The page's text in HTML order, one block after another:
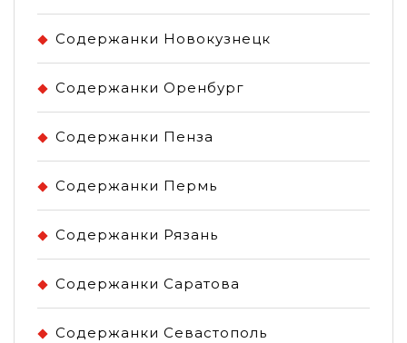
Содержанки Новокузнецк
Содержанки Оренбург
Содержанки Пенза
Содержанки Пермь
Содержанки Рязань
Содержанки Саратова
Содержанки Севастополь